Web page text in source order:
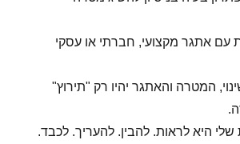
עם אתגר מקצועי, חברתי או עסקי
המטרה והאתגר יהיו רק "תירוץ"
היא לראות. להבין. להעריך. לכבד.